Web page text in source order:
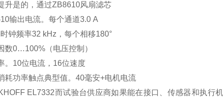
升是的，通过ZB8610风扇滤芯
输出电流。每个通道3.0 A
钟频率32 kHz，每个相移180°
数0…100%（电压控制）
。10位电流，16位速度
耗功率触点典型值。40毫安+电机电流
EL7332而试验台供应商如果能在接口、传感器和执行